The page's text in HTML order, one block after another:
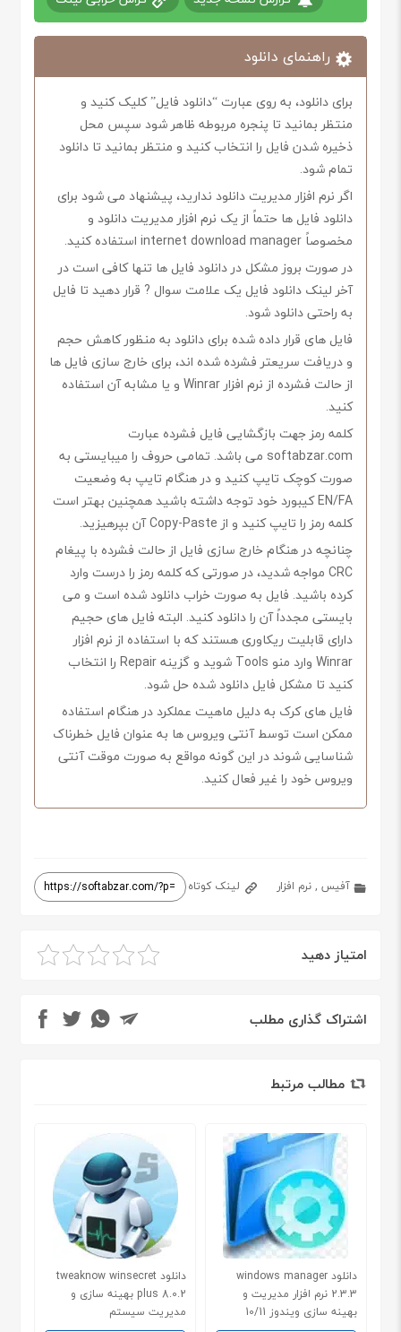
راهنمای دانلود
برای دانلود، به روی عبارت “دانلود فایل” کلیک کنید و
منتظر بمانید تا پنجره مربوطه ظاهر شود سپس محل
ذخیره شدن فایل را انتخاب کنید و منتظر بمانید تا دانلود
تمام شود.
اگر نرم افزار مدیریت دانلود ندارید، پیشنهاد می شود برای
دانلود فایل ها حتماً از یک نرم افزار مدیریت دانلود و
مخصوصاً internet download manager استفاده کنید.
در صورت بروز مشکل در دانلود فایل ها تنها کافی است در
آخر لینک دانلود فایل یک علامت سوال ? قرار دهید تا فایل
به راحتی دانلود شود.
فایل های قرار داده شده برای دانلود به منظور کاهش حجم
و دریافت سریعتر فشرده شده اند، برای خارج سازی فایل ها
از حالت فشرده از نرم افزار Winrar و یا مشابه آن استفاده
کنید.
کلمه رمز جهت بازگشایی فایل فشرده عبارت
softabzar.com می باشد. تمامی حروف را میبایستی به
صورت کوچک تایپ کنید و در هنگام تایپ به وضعیت
EN/FA کیبورد خود توجه داشته باشید همچنین بهتر است
کلمه رمز را تایپ کنید و از Copy-Paste آن بپرهیزید.
چنانچه در هنگام خارج سازی فایل از حالت فشرده با پیغام
CRC مواجه شدید، در صورتی که کلمه رمز را درست وارد
کرده باشید. فایل به صورت خراب دانلود شده است و می
بایستی مجدداً آن را دانلود کنید. البته فایل های حجیم
دارای قابلیت ریکاوری هستند که با استفاده از نرم افزار
Winrar وارد منو Tools شوید و گزینه Repair را انتخاب
کنید تا مشکل فایل دانلود شده حل شود.
فایل های کرک به دلیل ماهیت عملکرد در هنگام استفاده
ممکن است توسط آنتی ویروس ها به عنوان فایل خطرناک
شناسایی شوند در این گونه مواقع به صورت موقت آنتی
ویروس خود را غیر فعال کنید.
آفیس ,نرم افزار لینک کوتاه
امتیاز دهید
اشتراک گذاری مطلب
مطالب مرتبط
دانلود windows manager
2.3.3 نرم افزار مدیریت و
بهینه سازی ویندوز 10/11
دانلود tweaknow winsecret
plus 8.0.2 بهینه سازی و
مدیریت سیستم